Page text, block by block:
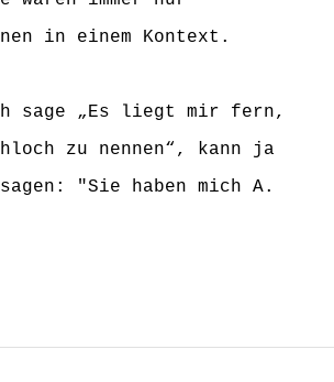
in einem Kontext.
sage „Es liegt mir fern,
zu nennen“, kann ja
"Sie haben mich A.